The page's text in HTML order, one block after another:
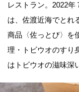
レストラン。2022
は、佐渡近海でとれ
商品〈佐っとび〉を
理・トビウオのすり
はトビウオの滋味深